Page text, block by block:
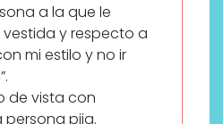
a la que le
y respecto a
mi estilo y no ir
de vista con
pija.